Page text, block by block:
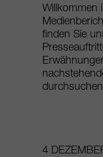
Willkommen
finden Sie
4